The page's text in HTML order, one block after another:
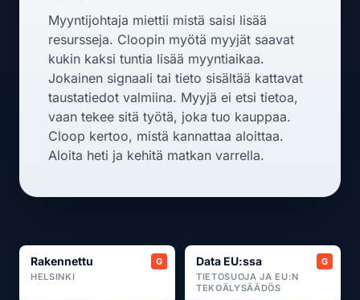
Myyntijohtaja miettii mistä saisi lisää
resursseja. Cloopin myötä myyjät saavat
kukin kaksi tuntia lisää myyntiaikaa.
Jokainen signaali tai tieto sisältää kattavat
taustatiedot valmiina. Myyjä ei etsi tietoa,
vaan tekee sitä työtä, joka tuo kauppaa.
Cloop kertoo, mistä kannattaa aloittaa.
Aloita heti ja kehitä matkan varrella.
Rakennettu
HELSINKI
Data EU:ssa
TIETOSUOJA JA EU:N
TEKOÄLYSÄÄDÖS